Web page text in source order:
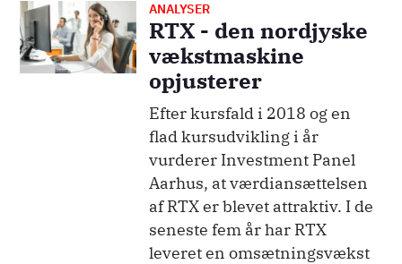
Billede ANALYSER
RTX - den nordjyske
vækstmaskine
opjusterer
Efter kursfald i 2018 og en
flad kursudvikling i år
vurderer Investment Panel
Aarhus, at værdiansættelsen
af RTX er blevet attraktiv. I de
seneste fem år har RTX
leveret en omsætningsvækst